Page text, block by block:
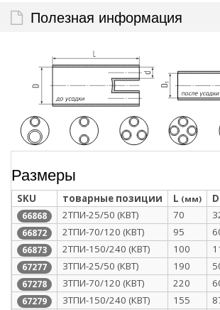
Полезная информация
Размеры
SKU товарные позиции L (мм) D
66868 2ТПИ-25/50 (КВТ) 70
66872 2ТПИ-70/120 (КВТ) 95
66873 2ТПИ-150/240 (КВТ) 100
67277 3ТПИ-25/50 (КВТ) 190
67278 3ТПИ-70/120 (КВТ) 220
67279 3ТПИ-150/240 (КВТ) 155